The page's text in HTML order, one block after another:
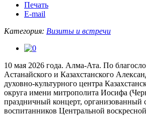
Печать
E-mail
Категория: Визиты и встречи
10 мая 2026 года. Алма-Ата. По
Астанайского и Казахстанского
духовно-культурного центра
округа имени митрополита Иосифа
праздничный концерт, организованный
воспитанников Центральной